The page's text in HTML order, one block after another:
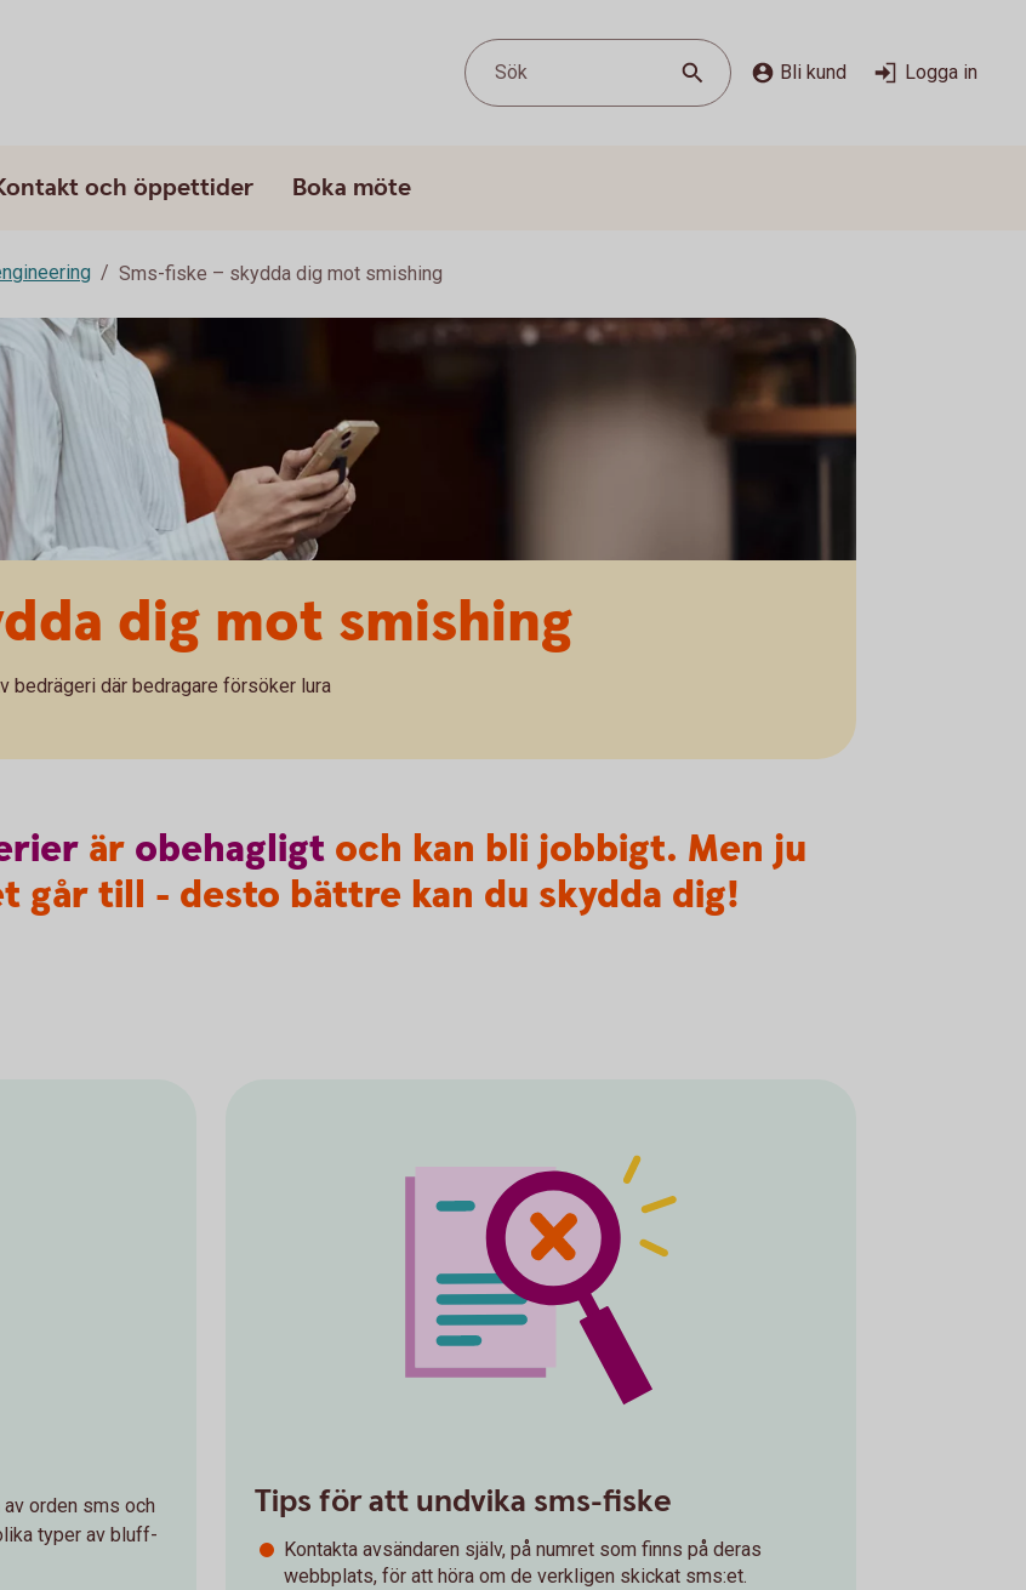
Sök Bli kund Logga in
och öppettider Boka möte
Sms-fiske – skydda dig mot smishing
dig mot smishing
bedrägeri där bedragare försöker lura
är obehagligt och kan bli jobbigt. Men ju
går till - desto bättre kan du skydda dig!
orden sms och
typer av bluff-
Tips för att undvika sms-fiske
Kontakta avsändaren själv, på numret som finns på deras
webbplats, för att höra om de verkligen skickat sms:et.